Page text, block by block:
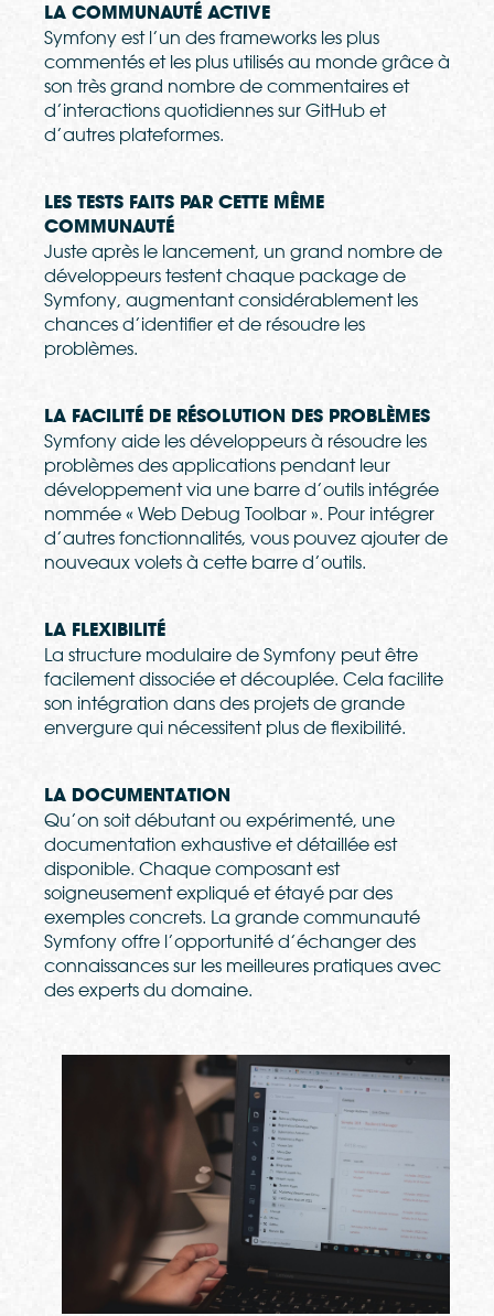
LA COMMUNAUTÉ ACTIVE
Symfony est l’un des frameworks les plus
commentés et les plus utilisés au monde grâce à
son très grand nombre de commentaires et
d’interactions quotidiennes sur GitHub et
d’autres plateformes.
LES TESTS FAITS PAR CETTE MÊME
COMMUNAUTÉ
Juste après le lancement, un grand nombre de
développeurs testent chaque package de
Symfony, augmentant considérablement les
chances d’identifier et de résoudre les
problèmes.
LA FACILITÉ DE RÉSOLUTION DES PROBLÈMES
Symfony aide les développeurs à résoudre les
problèmes des applications pendant leur
développement via une barre d’outils intégrée
nommée « Web Debug Toolbar ». Pour intégrer
d’autres fonctionnalités, vous pouvez ajouter de
nouveaux volets à cette barre d’outils.
LA FLEXIBILITÉ
La structure modulaire de Symfony peut être
facilement dissociée et découplée. Cela facilite
son intégration dans des projets de grande
envergure qui nécessitent plus de flexibilité.
LA DOCUMENTATION
Qu’on soit débutant ou expérimenté, une
documentation exhaustive et détaillée est
disponible. Chaque composant est
soigneusement expliqué et étayé par des
exemples concrets. La grande communauté
Symfony offre l’opportunité d’échanger des
connaissances sur les meilleures pratiques avec
des experts du domaine.